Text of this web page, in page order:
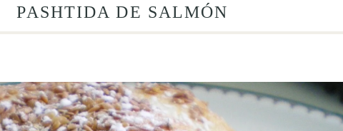
PASHTIDA DE SALMÓN